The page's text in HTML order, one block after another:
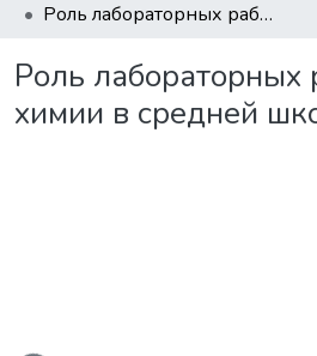
Роль лабораторных работ по химии в средней школе
Роль лабораторных
химии в средней